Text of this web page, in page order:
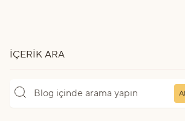
İÇERIK ARA